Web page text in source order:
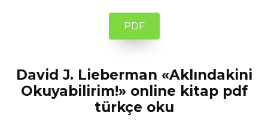
PDF
David J. Lieberman «Aklındakini
Okuyabilirim!» online kitap pdf
türkçe oku